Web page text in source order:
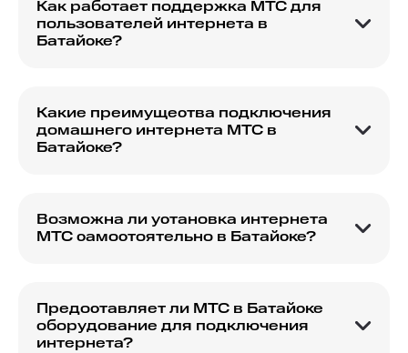
Как работает поддержка МТС для
пользователей интернета в
Батайске?
Какие преимущества подключения
домашнего интернета МТС в
Батайске?
Возможна ли установка интернета
МТС самостоятельно в Батайске?
Предоставляет ли МТС в Батайске
оборудование для подключения
интернета?